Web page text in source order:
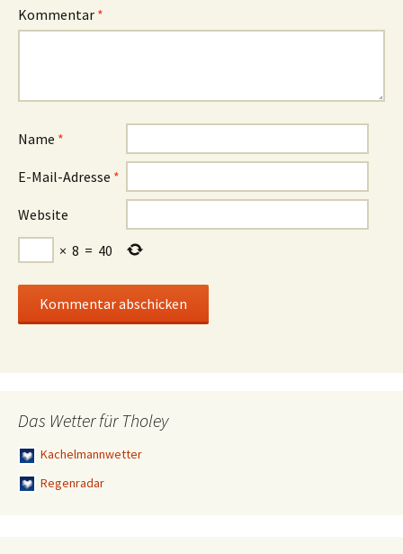
Kommentar *
Name *
E-Mail-Adresse *
Website
× 8 = 40
Das Wetter für Tholey
Kachelmannwetter
Regenradar